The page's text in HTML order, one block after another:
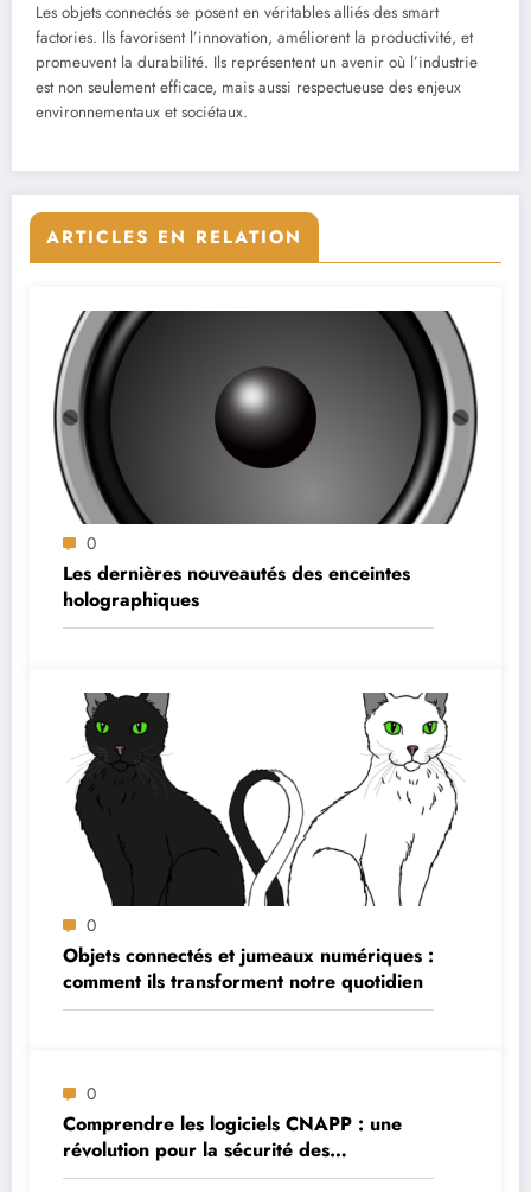
Les objets connectés se posent en véritables alliés des smart
factories. Ils favorisent l’innovation, améliorent la productivité, et
promeuvent la durabilité. Ils représentent un avenir où l’industrie
est non seulement efficace, mais aussi respectueuse des enjeux
environnementaux et sociétaux.
ARTICLES EN RELATION
0
Les dernières nouveautés des enceintes
holographiques
0
Objets connectés et jumeaux numériques :
comment ils transforment notre quotidien
0
Comprendre les logiciels CNAPP : une
révolution pour la sécurité des
applications cloud